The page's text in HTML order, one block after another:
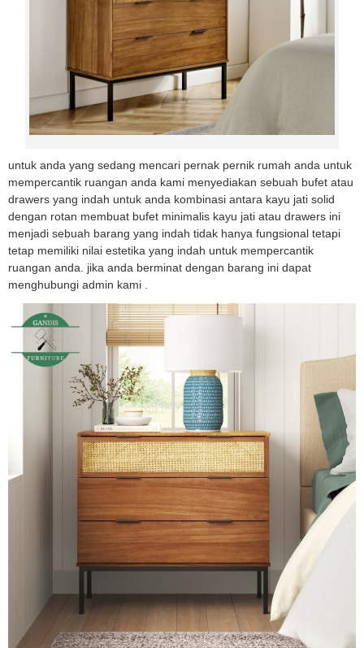
untuk anda yang sedang mencari pernak pernik rumah anda untuk
mempercantik ruangan anda kami menyediakan sebuah bufet atau
drawers yang indah untuk anda kombinasi antara kayu jati solid
dengan rotan membuat bufet minimalis kayu jati atau drawers ini
menjadi sebuah barang yang indah tidak hanya fungsional tetapi
tetap memiliki nilai estetika yang indah untuk mempercantik
ruangan anda. jika anda berminat dengan barang ini dapat
menghubungi admin kami .